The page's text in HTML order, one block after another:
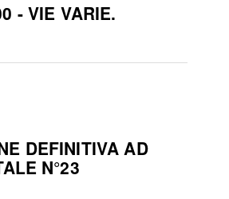
- VIE VARIE.
DEFINITIVA AD
N°23